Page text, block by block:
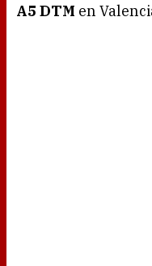
A5 DTM en